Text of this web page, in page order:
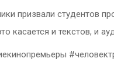
призвали студентов
касается и текстов, и